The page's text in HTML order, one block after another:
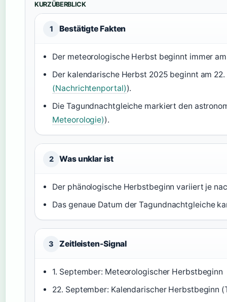
KURZÜBERBLICK
1 Bestätigte Fakten
Der meteorologische Herbst beginnt immer
Der kalendarische Herbst 2025 beginnt am
(Nachrichtenportal)).
Die Tagundnachtgleiche markiert den
Meteorologie)).
2 Was unklar ist
Der phänologische Herbstbeginn variiert je
Das genaue Datum der Tagundnachtgleiche
3 Zeitleisten-Signal
1. September: Meteorologischer Herbstbeginn
22. September: Kalendarischer Herbstbeginn